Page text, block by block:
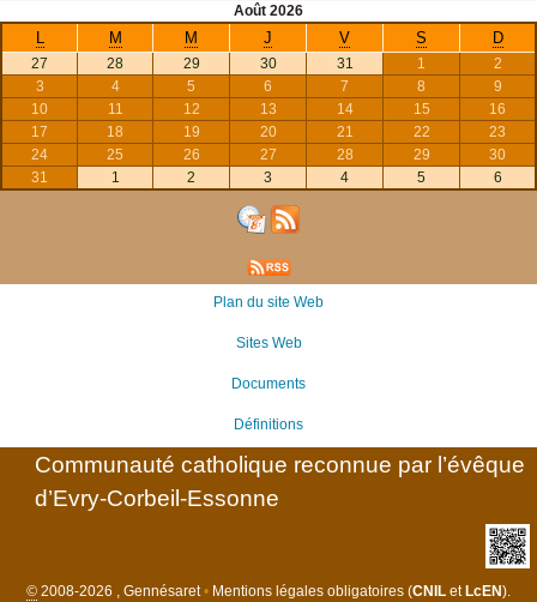
Août 2026
M M J V S D
27 28 29 30 31 1
2
3
4 5 6 7 8
9
10
11 12 13 14 15
16
17
18 19 20 21 22
23
24
25 26 27 28 29
30
31
1 2 3 4 5 6
Plan du site Web
Sites Web
Documents
Définitions
Communauté catholique reconnue par l’évêque
d’Evry-Corbeil-Essonne
© 2008-2026 , Gennésaret • Mentions légales obligatoires (CNIL et LcEN).